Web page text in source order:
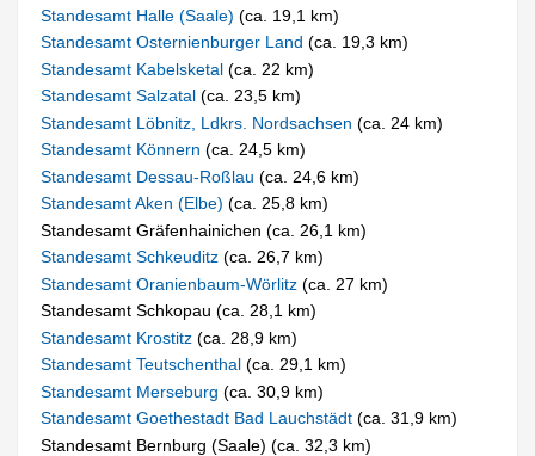
Standesamt Halle (Saale)(ca. 19,1 km)
Standesamt Osternienburger Land(ca. 19,3 km)
Standesamt Kabelsketal(ca. 22 km)
Standesamt Salzatal(ca. 23,5 km)
Standesamt Löbnitz, Ldkrs. Nordsachsen(ca. 24 km)
Standesamt Könnern(ca. 24,5 km)
Standesamt Dessau-Roßlau(ca. 24,6 km)
Standesamt Aken (Elbe)(ca. 25,8 km)
Standesamt Gräfenhainichen (ca. 26,1 km)
Standesamt Schkeuditz(ca. 26,7 km)
Standesamt Oranienbaum-Wörlitz(ca. 27 km)
Standesamt Schkopau (ca. 28,1 km)
Standesamt Krostitz(ca. 28,9 km)
Standesamt Teutschenthal(ca. 29,1 km)
Standesamt Merseburg(ca. 30,9 km)
Standesamt Goethestadt Bad Lauchstädt(ca. 31,9 km)
Standesamt Bernburg (Saale) (ca. 32,3 km)